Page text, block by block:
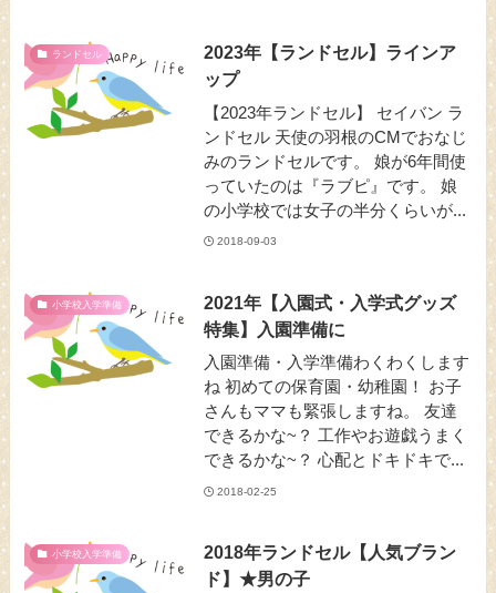
ランドセル
2023年【ランドセル】ラインア
ップ
【2023年ランドセル】 セイバン ラ
ンドセル 天使の羽根のCMでおなじ
みのランドセルです。 娘が6年間使
っていたのは『ラブピ』です。 娘
の小学校では女子の半分くらいが...
2018-09-03
小学校入学準備
2021年【入園式・入学式グッズ
特集】入園準備に
入園準備・入学準備わくわくします
ね 初めての保育園・幼稚園！ お子
さんもママも緊張しますね。 友達
できるかな~？ 工作やお遊戯うまく
できるかな~？ 心配とドキドキで...
2018-02-25
小学校入学準備
2018年ランドセル【人気ブラン
ド】★男の子